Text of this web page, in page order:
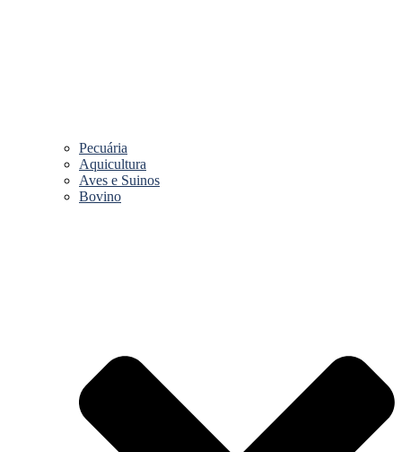
Pecuária
Aquicultura
Aves e Suinos
Bovino